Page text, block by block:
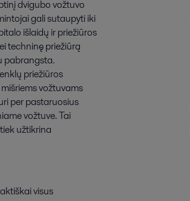
dvigubo vožtuvo
gali sutaupyti iki
išlaidų ir priežiūros
techninę priežiūrą
pabrangsta.
priežiūros
vožtuvams
per pastaruosius
vožtuve. Tai
užtikrina
visus